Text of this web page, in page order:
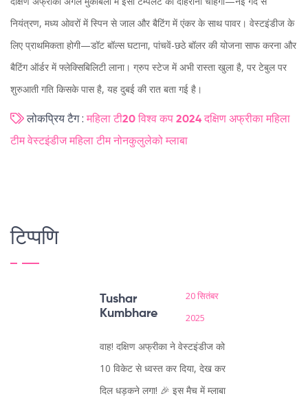
नियंत्रण, मध्य ओवरों में स्पिन से जाल और बैटिंग में एंकर के साथ पावर। वेस्टइंडीज के
लिए प्राथमिकता होगी—डॉट बॉल्स घटाना, पांचवें-छठे बॉलर की योजना साफ करना और
बैटिंग ऑर्डर में फ्लेक्सिबिलिटी लाना। ग्रुप स्टेज में अभी रास्ता खुला है, पर टेबुल पर
शुरुआती गति किसके पास है, यह दुबई की रात बता गई है।
लोकप्रिय टैग : महिला टी20 विश्व कप 2024 दक्षिण अफ्रीका महिला
टीम वेस्टइंडीज महिला टीम नोनकुलुलेको म्लाबा
टिप्पणि
Tushar
Kumbhare
20 सितंबर
2025
वाह! दक्षिण अफ्रीका ने वेस्टइंडीज को
10 विकेट से ध्वस्त कर दिया, देख कर
दिल धड़कने लगा! 🎉 इस मैच में म्लाबा